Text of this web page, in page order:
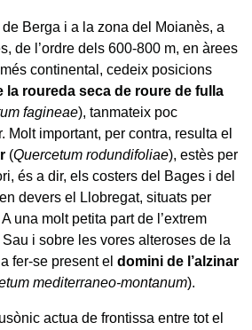
Berga i a la zona del Moianès, a
de l’ordre dels 600-800 m, en àrees
continental, cedeix posicions
la roureda seca de roure de fulla
fagineae), tanmateix poc
Molt important, per contra, resulta el
(Quercetum rodundifoliae), estès per
és a dir, els costers del Bages i del
devers el Llobregat, situats per
una molt petita part de l’extrem
i sobre les vores alteroses de la
fer-se present el domini de l’alzinar
mediterraneo-montanum).
actua de frontissa entre tot el